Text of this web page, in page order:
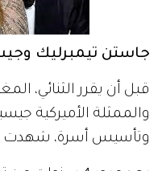
جاستن تيمبرليك
قبل أن يقرر الثنائي،
وتأسيس أسرة، شهدت